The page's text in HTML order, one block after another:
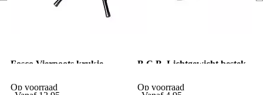
Fosco Vierpoots krukje
Op voorraad
B.C.B. Lichtgewicht bestek
Op voorraad